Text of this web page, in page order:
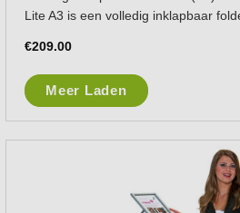
Lite A3 is een volledig inklapbaar
€209.00
Meer Laden